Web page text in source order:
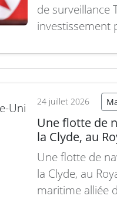
de surveillance
investissement
commande
Lire la
24 juillet 2026
Une flotte de
la Clyde, au
Une flotte de
la Clyde, au
maritime alliée